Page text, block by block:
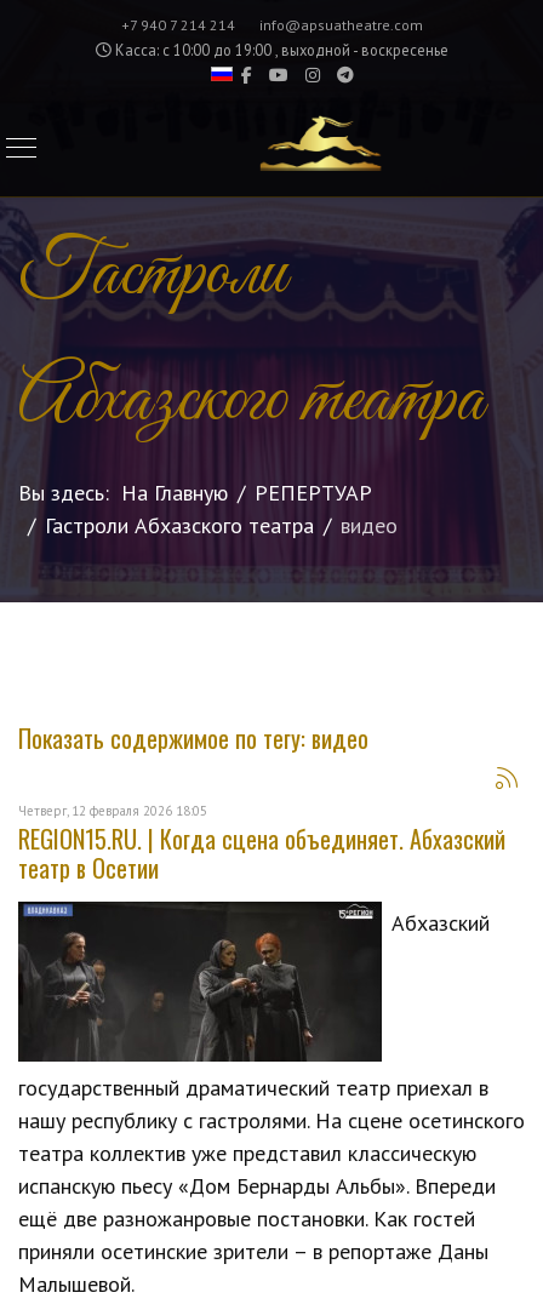
+7 940 7 214 214 info@apsuatheatre.com
Касса: с 10:00 до 19:00 , выходной - воскресенье
Гастроли
Абхазского театра
Вы здесь: На Главную
РЕПЕРТУАР
Гастроли Абхазского театра
видео
Показать содержимое по тегу: видео
Четверг, 12 февраля 2026 18:05
REGION15.RU. | Когда сцена объединяет. Абхазский
театр в Осетии
Абхазский
государственный драматический театр приехал в
нашу республику с гастролями. На сцене осетинского
театра коллектив уже представил классическую
испанскую пьесу «Дом Бернарды Альбы». Впереди
ещё две разножанровые постановки. Как гостей
приняли осетинские зрители – в репортаже Даны
Малышевой.